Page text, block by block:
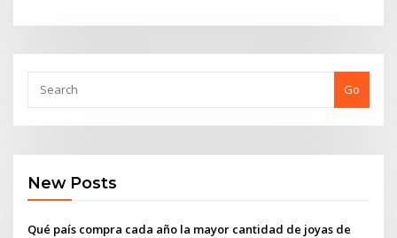
Go
New Posts
Qué país compra cada año la mayor cantidad de joyas de